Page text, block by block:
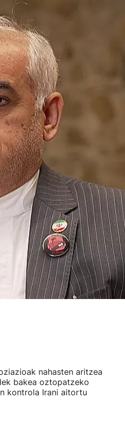
nahasten aritzea
bakea oztopatzeko
kontrola Irani aitortu